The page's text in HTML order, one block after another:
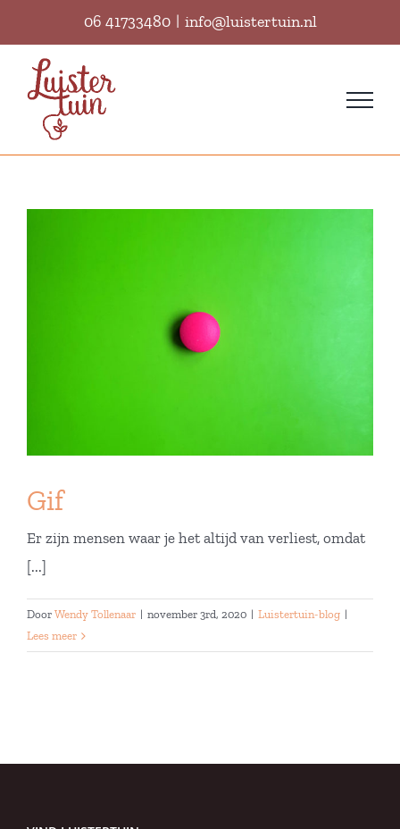
naar
inhoud
06 41733480 | info@luistertuin.nl
#gedrag
Gif
Er zijn mensen waar je het altijd van verliest, omdat
[...]
Door Wendy Tollenaar | november 3rd, 2020 | Luistertuin-blog |
Lees meer